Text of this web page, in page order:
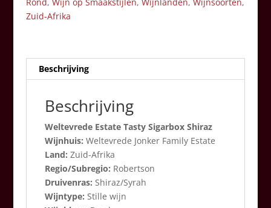
Zuid-Afrika
Beschrijving
Beschrijving
Weltevrede Estate Tasty Sigarbox Shiraz
Wijnhuis: Weltevrede Jonker Family Estate
Land: Zuid-Afrika
Regio/Subregio: Robertson
Druivenras: Shiraz/Syrah
Wijntype: Stille wijn